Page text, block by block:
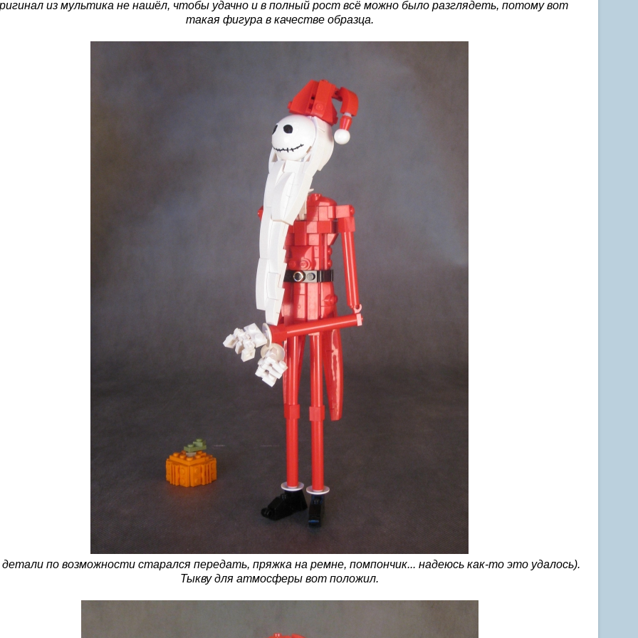
из мультика не нашёл, чтобы удачно и в полный рост всё можно было разглядеть, потому вот
такая фигура в качестве образца.
по возможности старался передать, пряжка на ремне, помпончик... надеюсь как-то это удалось).
Тыкву для атмосферы вот положил.